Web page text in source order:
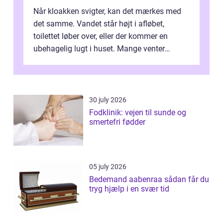
Når kloakken svigter, kan det mærkes med
det samme. Vandet står højt i afløbet,
toilettet løber over, eller der kommer en
ubehagelig lugt i huset. Mange venter
30 july 2026
Fodklinik: vejen til sunde og
smertefri fødder
05 july 2026
Bedemand aabenraa sådan får du
tryg hjælp i en svær tid